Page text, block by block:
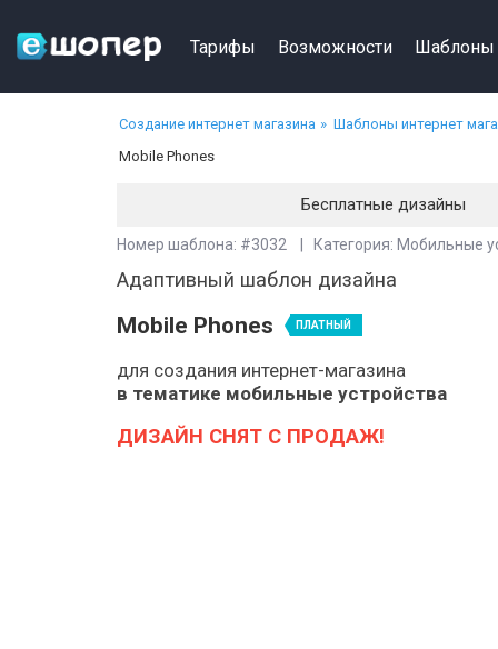
Тарифы Возможности Шаблоны
Создание интернет магазина
Шаблоны интернет
Mobile Phones
Бесплатные дизайны
Номер шаблона: #3032 | Категория: Мобильные
Адаптивный шаблон дизайна
Mobile Phones ПЛАТНЫЙ
для создания интернет-магазина
в тематике мобильные устройства
ДИЗАЙН СНЯТ С ПРОДАЖ!